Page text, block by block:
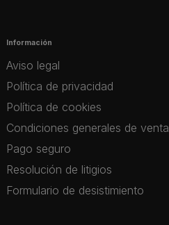
Información
Aviso legal
Política de privacidad
Política de cookies
Condiciones generales de venta
Pago seguro
Resolución de litigios
Formulario de desistimiento